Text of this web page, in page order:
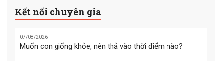
Kết nối chuyên gia
07/08/2026
Muốn con giống khỏe, nên thả vào thời điểm nào?